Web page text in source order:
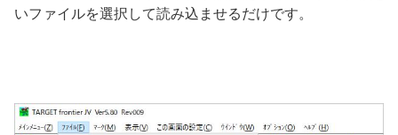
いファイルを選択して読み込ませるだけです。